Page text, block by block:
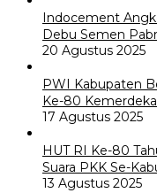
Indocement
Debu Semen
20 Agustus 2025
PWI Kabupaten
Ke-80
17 Agustus 2025
HUT RI Ke-80
Suara PKK Se-
13 Agustus 2025